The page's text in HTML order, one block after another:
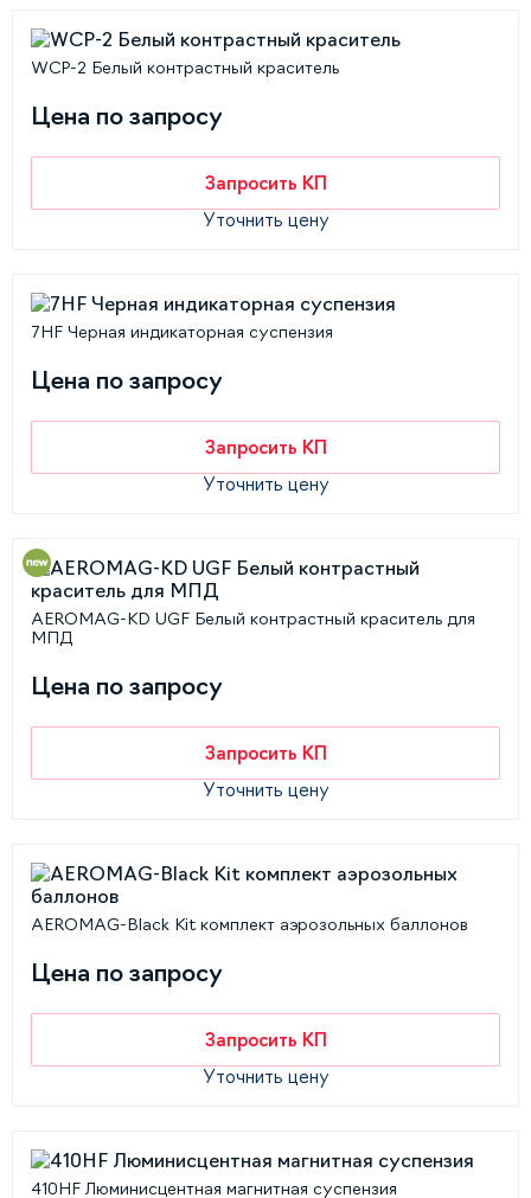
WCP-2 Белый контрастный краситель
Цена по запросу
Запросить КП
Уточнить цену
7HF Черная индикаторная суспензия
Цена по запросу
Запросить КП
Уточнить цену
AEROMAG-KD UGF Белый контрастный краситель для
МПД
Цена по запросу
Запросить КП
Уточнить цену
AEROMAG-Black Kit комплект аэрозольных баллонов
Цена по запросу
Запросить КП
Уточнить цену
410HF Люминисцентная магнитная суспензия